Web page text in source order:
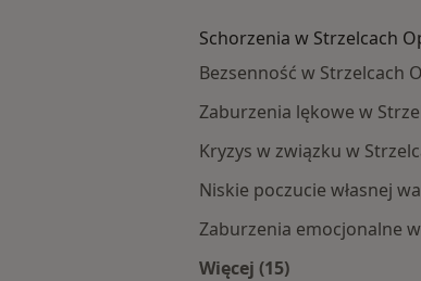
Schorzenia w Strzelcach
Bezsenność w Strzelcach
Zaburzenia lękowe w
Kryzys w związku w
Niskie poczucie własnej
Zaburzenia emocjonalne
Więcej (15)